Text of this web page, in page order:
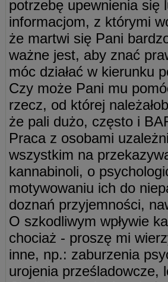
potrzebę upewnienia się
informacjom, z którymi
że martwi się Pani
ważne jest, aby znać
móc działać w kierunku
Czy może Pani mu
rzecz, od której
że pali dużo, często i
Praca z osobami
wszystkim na
kannabinoli, o
motywowaniu ich do
doznań przyjemności,
O szkodliwym wpływie
chociaż - proszę mi
inne, np.: zaburzenia
urojenia prześladowcze,